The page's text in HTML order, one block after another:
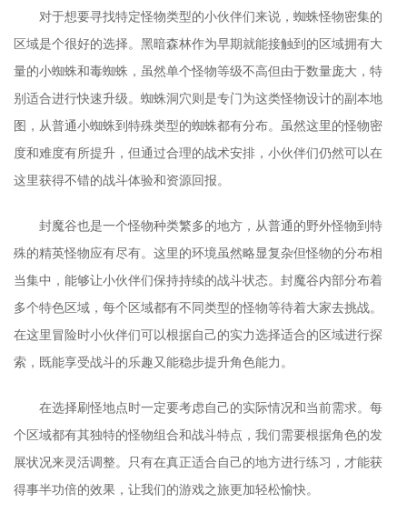
对于想要寻找特定怪物类型的小伙伴们来说，蜘蛛怪物密集的
区域是个很好的选择。黑暗森林作为早期就能接触到的区域拥有大
量的小蜘蛛和毒蜘蛛，虽然单个怪物等级不高但由于数量庞大，特
别适合进行快速升级。蜘蛛洞穴则是专门为这类怪物设计的副本地
图，从普通小蜘蛛到特殊类型的蜘蛛都有分布。虽然这里的怪物密
度和难度有所提升，但通过合理的战术安排，小伙伴们仍然可以在
这里获得不错的战斗体验和资源回报。
封魔谷也是一个怪物种类繁多的地方，从普通的野外怪物到特
殊的精英怪物应有尽有。这里的环境虽然略显复杂但怪物的分布相
当集中，能够让小伙伴们保持持续的战斗状态。封魔谷内部分布着
多个特色区域，每个区域都有不同类型的怪物等待着大家去挑战。
在这里冒险时小伙伴们可以根据自己的实力选择适合的区域进行探
索，既能享受战斗的乐趣又能稳步提升角色能力。
在选择刷怪地点时一定要考虑自己的实际情况和当前需求。每
个区域都有其独特的怪物组合和战斗特点，我们需要根据角色的发
展状况来灵活调整。只有在真正适合自己的地方进行练习，才能获
得事半功倍的效果，让我们的游戏之旅更加轻松愉快。